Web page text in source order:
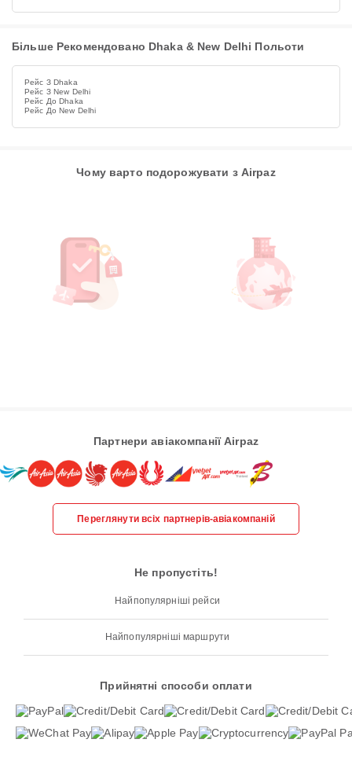
Більше Рекомендовано Dhaka & New Delhi Польоти
Рейс З Dhaka
Рейс З New Delhi
Рейс До Dhaka
Рейс До New Delhi
Чому варто подорожувати з Airpaz
Партнери авіакомпанії Airpaz
Переглянути всіх партнерів-авіакомпаній
Не пропустіть!
Найпопулярніші рейси
Найпопулярніші маршрути
Прийнятні способи оплати